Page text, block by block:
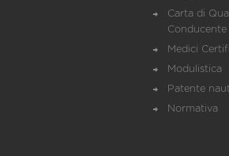
Carta di
Medici
Modulistica
Patente
Normativa